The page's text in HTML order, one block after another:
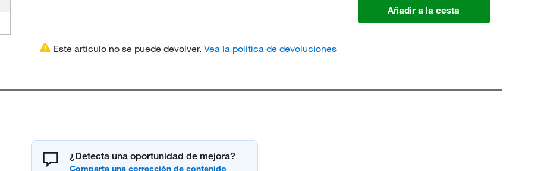
Añadir a la cesta
Este artículo no se puede devolver. Vea la política de devoluciones
¿Detecta una oportunidad de mejora?